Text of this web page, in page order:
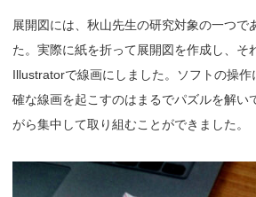
展開図には、秋山先生の研究対象の一つで
た。実際に紙を折って展開図を作成し、そ
Illustratorで線画にしました。ソフトの操作
確な線画を起こすのはまるでパズルを解い
がら集中して取り組むことができました。